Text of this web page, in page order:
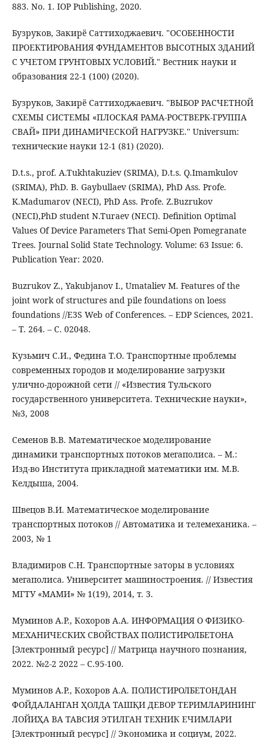
883. No. 1. IOP Publishing, 2020.
Бузруков, Закирё Саттиходжаевич. "ОСОБЕННОСТИ
ПРОЕКТИРОВАНИЯ ФУНДАМЕНТОВ ВЫСОТНЫХ ЗДАНИЙ
С УЧЕТОМ ГРУНТОВЫХ УСЛОВИЙ." Вестник науки и
образования 22-1 (100) (2020).
Бузруков, Закирё Саттиходжаевич. "ВЫБОР РАСЧЕТНОЙ
СХЕМЫ СИСТЕМЫ «ПЛОСКАЯ РАМА-РОСТВЕРК-ГРУППА
СВАЙ» ПРИ ДИНАМИЧЕСКОЙ НАГРУЗКЕ." Universum:
технические науки 12-1 (81) (2020).
D.t.s., рrof. A.Tukhtakuziev (SRIMA), D.t.s. Q.Imamkulov
(SRIMA), PhD. B. Gaybullaev (SRIMA), PhD Ass. Profe.
K.Madumarov (NECI), PhD Ass. Profe. Z.Buzrukov
(NECI),PhD student N.Turaev (NECI). Definition Optimal
Values Of Device Parameters That Semi-Open Pomegranate
Trees. Journal Solid State Technology. Volume: 63 Issue: 6.
Publication Year: 2020.
Buzrukov Z., Yakubjanov I., Umataliev M. Features of the
joint work of structures and pile foundations on loess
foundations //E3S Web of Conferences. – EDP Sciences, 2021.
– Т. 264. – С. 02048.
Кузьмич С.И., Федина Т.О. Транспортные проблемы
современных городов и моделирование загрузки
улично-дорожной сети // «Известия Тульского
государственного университета. Технические науки»,
№3, 2008
Семенов В.В. Математическое моделирование
динамики транспортных потоков мегаполиса. – М.:
Изд-во Института прикладной математики им. М.В.
Келдыша, 2004.
Швецов В.И. Математическое моделирование
транспортных потоков // Автоматика и телемеханика. –
2003, № 1
Владимиров С.Н. Транспортные заторы в условиях
мегаполиса. Университет машиностроения. // Известия
МГТУ «МАМИ» № 1(19), 2014, т. 3.
Муминов А.Р., Кохоров А.А. ИНФОРМАЦИЯ О ФИЗИКО-
МЕХАНИЧЕСКИХ СВОЙСТВАХ ПОЛИСТИРОЛБЕТОНА
[Электронный ресурс] // Матрица научного познания,
2022. №2-2 2022 – С.95-100.
Муминов А.Р., Кохоров А.А. ПОЛИСТИРОЛБЕТОНДАН
ФОЙДАЛАНГАН ҲОЛДА ТАШҚИ ДЕВОР ТЕРИМЛАРИНИНГ
ЛОЙИҲА ВА ТАВСИЯ ЭТИЛГАН ТЕХНИК ЕЧИМЛАРИ
[Электронный ресурс] // Экономика и социум, 2022.